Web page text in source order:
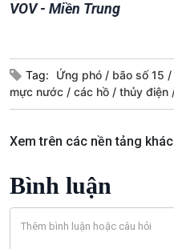
Podcast
VOV - Miền Trung
Tag: Ứng phó bão số 15
mực nước
các hồ thủy điện
Xem trên các nền tảng khác
Bình luận